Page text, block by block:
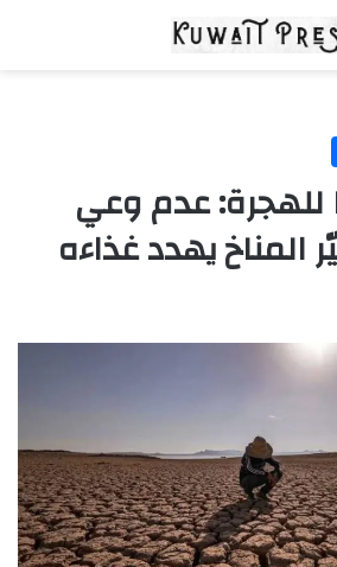
للهجرة: عدم وعي
المناخ يهدد غذاءه